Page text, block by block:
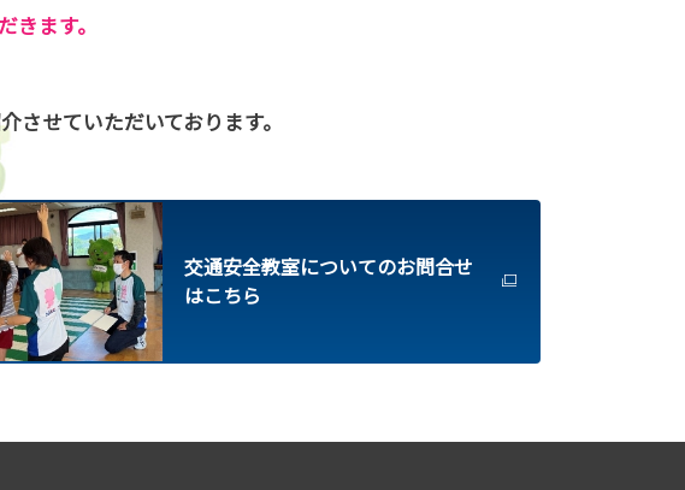
ます。
せていただいております。
交通安全教室についてのお問合せ
はこちら